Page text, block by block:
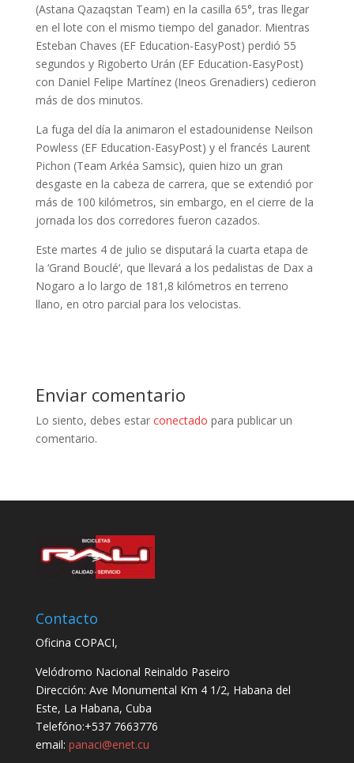
(Astana Qazaqstan Team) en la casilla 65°, tras llegar
en el lote con el mismo tiempo del ganador. Mientras
Esteban Chaves (EF Education-EasyPost) perdió 55
segundos y Rigoberto Urán (EF Education-EasyPost)
con Daniel Felipe Martínez (Ineos Grenadiers) cedieron
más de dos minutos.
La fuga del día la animaron el estadounidense Neilson
Powless (EF Education-EasyPost) y el francés Laurent
Pichon (Team Arkéa Samsic), quien hizo un gran
desgaste en la cabeza de carrera, que se extendió por
más de 100 kilómetros, sin embargo, en el cierre de la
jornada los dos corredores fueron cazados.
Este martes 4 de julio se disputará la cuarta etapa de
la ‘Grand Bouclé‘, que llevará a los pedalistas de Dax a
Nogaro a lo largo de 181,8 kilómetros en terreno
llano, en otro parcial para los velocistas.
Enviar comentario
Lo siento, debes estar conectado para publicar un
comentario.
Contacto
Oficina COPACI,
Velódromo Nacional Reinaldo Paseiro
Dirección: Ave Monumental Km 4 1/2, Habana del
Este, La Habana, Cuba
Telefóno:+537 7663776
email: panaci@enet.cu